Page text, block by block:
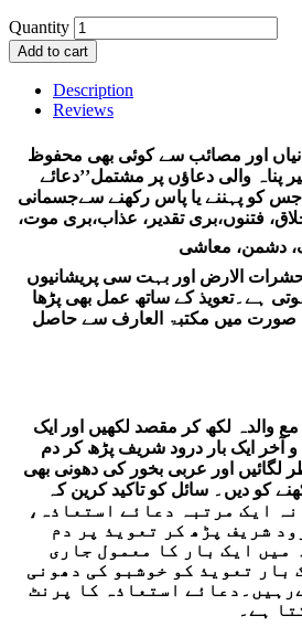
Quantity
Add to cart
Description
Reviews
اور مصائب سے کوئی بھی محفوظ
والی دعاؤں پر مشتمل’’دعائے
جس کو پہننے یا پاس رکھنے سےجسمانی
فتنوں،بری تقدیر، عذاب،بری موت،
دشمن، معاشی
الارض اور بہت سی پریشانیوں
ہے۔تعویذ کے ساتھ عمل بھی پڑھا
صورت میں مکتبۃ العارف سے حاصل
مع والدہ لکھ کر مقصد لکھیں اور ایک
و آخر ایک بار درود شریف پڑھ کر دم
لگائیں اور عربی بخور کی دھونی بھی
کو دیں۔ سائل کو تاکید کرین کہ
روزانہ ایک مرتبہ دعائے استعاذہ،
شریف پڑھ کر تعویذ پر دم
میں ایک بار کا معمول جاری
بار تعویذ کو خوشبو کی دھونی
استعاذہ کا پرنٹ
ہے۔